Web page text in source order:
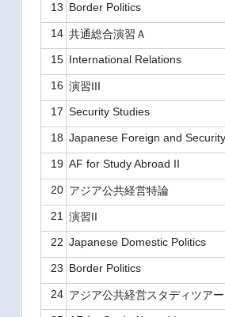
13 Border Politics
14 共通総合演習Ａ
15 International Relations
16 演習III
17 Security Studies
18 Japanese Foreign and
19 AF for Study Abroad II
20 アジア公共経営特論
21
演習II
22 Japanese Domestic Politics
23 Border Politics
24 アジア公共経営スタディツア